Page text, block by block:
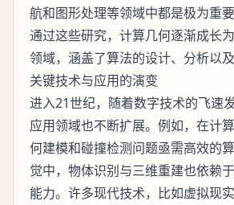
航和图形处理等领域中都是极为重要
通过这些研究，计算几何逐渐成长
领域，涵盖了算法的设计、分析以
关键技术与应用的演变
进入21世纪，随着数字技术的飞速
应用领域也不断扩展。例如，在计
何建模和碰撞检测问题亟需高效的
觉中，物体识别与三维重建也依赖
能力。许多现代技术，比如虚拟现